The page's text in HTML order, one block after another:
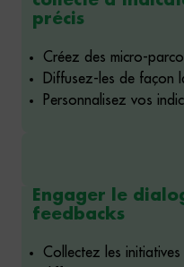
précis
Créez des micro-
Diffusez-les de façon
Personnalisez vos
Engager le
feedbacks
Collectez les